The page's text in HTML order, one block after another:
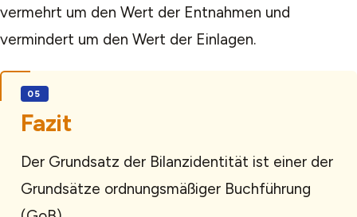
vermehrt um den Wert der Entnahmen und
vermindert um den Wert der Einlagen.
Fazit
Der Grundsatz der Bilanzidentität ist einer der
Grundsätze ordnungsmäßiger Buchführung